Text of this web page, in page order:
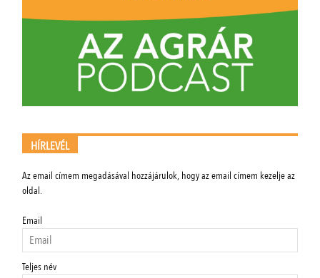
HÍRLEVÉL
Az email címem megadásával hozzájárulok, hogy az email címem kezelje az
oldal.
Email
Teljes név